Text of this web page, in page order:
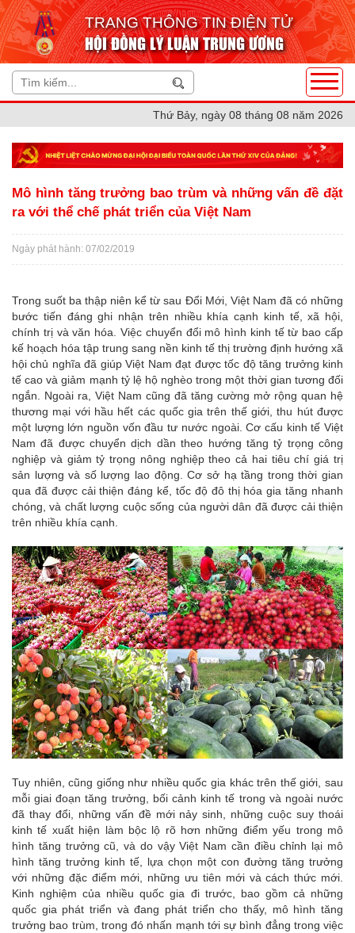
TRANG THÔNG TIN ĐIỆN TỬ
HỘI ĐỒNG LÝ LUẬN TRUNG ƯƠNG
Thứ Bảy, ngày 08 tháng 08 năm 2026
Mô hình tăng trưởng bao trùm và những vấn đề đặt
ra với thể chế phát triển của Việt Nam
Ngày phát hành: 07/02/2019
Trong suốt ba thập niên kể từ sau Đổi Mới, Việt Nam đã có những
bước tiến đáng ghi nhận trên nhiều khía cạnh kinh tế, xã hội,
chính trị và văn hóa. Việc chuyển đổi mô hình kinh tế từ bao cấp
kế hoạch hóa tập trung sang nền kinh tế thị trường định hướng xã
hội chủ nghĩa đã giúp Việt Nam đạt được tốc độ tăng trưởng kinh
tế cao và giảm mạnh tỷ lệ hộ nghèo trong một thời gian tương đối
ngắn. Ngoài ra, Việt Nam cũng đã tăng cường mở rộng quan hệ
thương mại với hầu hết các quốc gia trên thế giới, thu hút được
một lượng lớn nguồn vốn đầu tư nước ngoài. Cơ cấu kinh tế Việt
Nam đã được chuyển dịch dần theo hướng tăng tỷ trọng công
nghiệp và giảm tỷ trọng nông nghiệp theo cả hai tiêu chí giá trị
sản lượng và số lượng lao động. Cơ sở hạ tầng trong thời gian
qua đã được cải thiện đáng kể, tốc độ đô thị hóa gia tăng nhanh
chóng, và chất lượng cuộc sống của người dân đã được cải thiện
trên nhiều khía cạnh.
Tuy nhiên, cũng giống như nhiều quốc gia khác trên thế giới, sau
mỗi giai đoạn tăng trưởng, bối cảnh kinh tế trong và ngoài nước
đã thay đổi, những vấn đề mới nảy sinh, những cuộc suy thoái
kinh tế xuất hiện làm bộc lộ rõ hơn những điểm yếu trong mô
hình tăng trưởng cũ, và do vậy Việt Nam cần điều chỉnh lại mô
hình tăng trưởng kinh tế, lựa chọn một con đường tăng trưởng
với những đặc điểm mới, những ưu tiên mới và cách thức mới.
Kinh nghiệm của nhiều quốc gia đi trước, bao gồm cả những
quốc gia phát triển và đang phát triển cho thấy, mô hình tăng
trưởng bao trùm, trong đó nhấn mạnh tới sự bình đẳng trong việc